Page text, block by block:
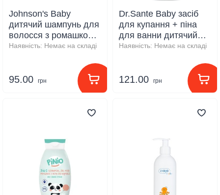
Johnson's Baby
дитячий шампунь для
волосся з ромашкою
300 мл
Наявність: Немає на складі
95.00 грн
Dr.Sante Baby засіб
для купання + піна
для ванни дитячий
500 мл
Наявність: Немає на складі
121.00 грн